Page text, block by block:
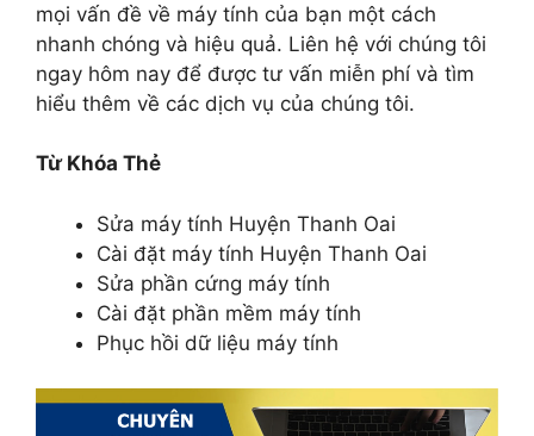
mọi vấn đề về máy tính của bạn một cách
nhanh chóng và hiệu quả. Liên hệ với chúng tôi
ngay hôm nay để được tư vấn miễn phí và tìm
hiểu thêm về các dịch vụ của chúng tôi.
Từ Khóa Thẻ
Sửa máy tính Huyện Thanh Oai
Cài đặt máy tính Huyện Thanh Oai
Sửa phần cứng máy tính
Cài đặt phần mềm máy tính
Phục hồi dữ liệu máy tính